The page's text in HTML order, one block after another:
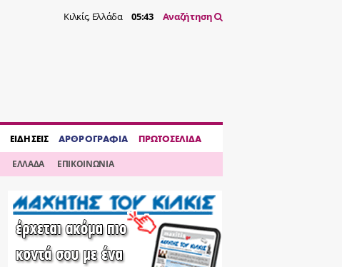
Κιλκίς, Ελλάδα 05:43 Αναζήτηση
ΕΙΔΗΣΕΙΣ ΑΡΘΡΟΓΡΑΦΙΑ ΠΡΩΤΟΣΕΛΙΔΑ
ΕΛΛΑΔΑ ΕΠΙΚΟΙΝΩΝΙΑ